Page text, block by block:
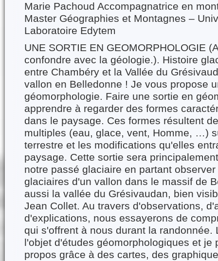
Marie Pachoud Accompagnatrice en
Master Géographies et Montagnes –
Laboratoire Edytem
UNE SORTIE EN GEOMORPHOLOGIE
confondre avec la géologie.). Histoire
entre Chambéry et la Vallée du
vallon en Belledonne ! Je vous propose
géomorphologie. Faire une sortie en
apprendre à regarder des formes
dans le paysage. Ces formes résultent
multiples (eau, glace, vent, Homme, …)
terrestre et les modifications qu'elles
paysage. Cette sortie sera
notre passé glaciaire en partant
glaciaires d'un vallon dans le massif de
aussi la vallée du Grésivaudan, bien
Jean Collet. Au travers d'observations,
d'explications, nous essayerons de
qui s'offrent à nous durant la randonnée.
l'objet d'études géomorphologiques et je
propos grâce à des cartes, des